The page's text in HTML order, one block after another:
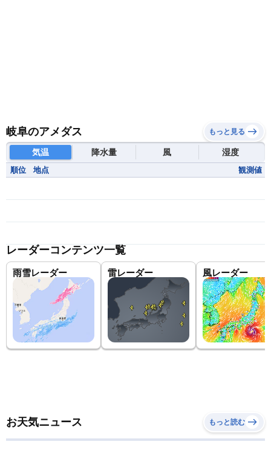
岐阜のアメダス もっと見る
気温 降水量 風 湿度
順位 地点 観測値
レーダーコンテンツ一覧
雨雪レーダー 雷レーダー 風レーダー
お天気ニュース もっと読む